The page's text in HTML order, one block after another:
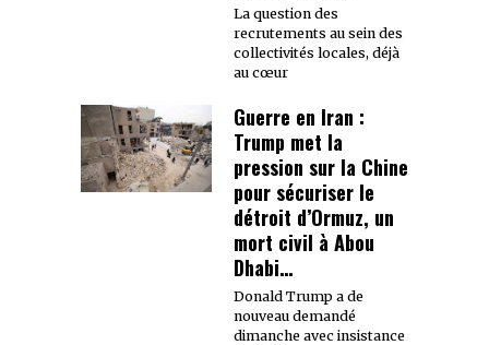
La question des
recrutements au sein des
collectivités locales, déjà
au cœur
Guerre en Iran :
Trump met la
pression sur la Chine
pour sécuriser le
détroit d’Ormuz, un
mort civil à Abou
Dhabi…
Donald Trump a de
nouveau demandé
dimanche avec insistance